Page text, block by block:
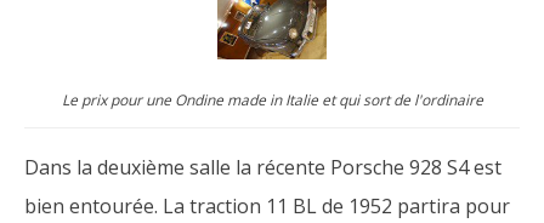
Le prix pour une Ondine made in Italie et qui sort de l'ordinaire
Dans la deuxième salle la récente Porsche 928 S4 est
bien entourée. La traction 11 BL de 1952 partira pour